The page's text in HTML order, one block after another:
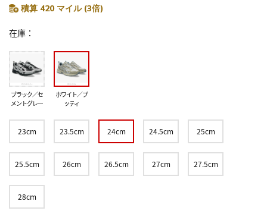
積算 420 マイル (3倍)
在庫
ブラック／セ
メントグレー
ホワイト／プ
ッティ
23cm 23.5cm 24cm 24.5cm 25cm
25.5cm 26cm 26.5cm 27cm 27.5cm
28cm